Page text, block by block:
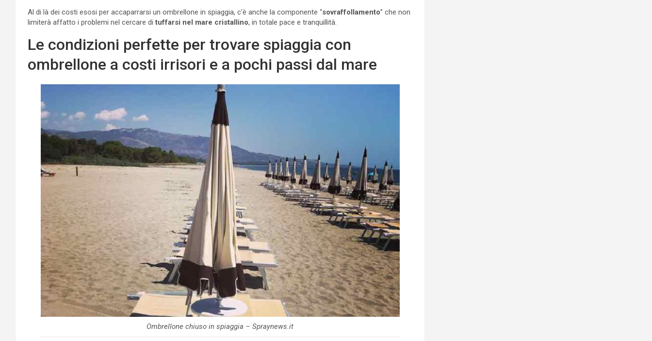
Al di là dei costi esosi per accaparrarsi un ombrellone in spiaggia, c’è anche la componente “sovraffollamento” che non
limiterà affatto i problemi nel cercare dituffarsi nel mare cristallino, in totale pace e tranquillità.
Le condizioni perfette per trovare spiaggia con
ombrellone a costi irrisori e a pochi passi dal mare
Ombrellone chiuso in spiaggia – Spraynews.it